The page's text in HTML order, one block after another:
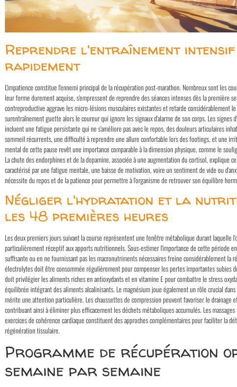
Reprendre l'entraînement
rapidement
L'impatience constitue l'ennemi principal de la récupération post-marathon. Nombreux sont les
leur forme durement acquise, s'empressent de reprendre des séances intenses dès la première
contreproductive aggrave les micro-lésions musculaires existantes et retarde considérablement
surentraînement guette alors le coureur qui ignore les signaux d'alarme de son corps. Les signes
incluent une fatigue persistante qui ne s'améliore pas avec le repos, des douleurs articulaires
sommeil récurrents, une difficulté à reprendre une allure confortable lors des footings, et une
mental de cette pause revêt une importance comparable à la dimension physique, comme le
La chute des endorphines et de la dopamine, associée à une augmentation du cortisol, explique
caractérisé par une fatigue mentale, une baisse de motivation, voire un sentiment de vide ou
nécessite du repos et de la patience pour permettre à l'organisme de retrouver son équilibre
Négliger l'hydratation et la
les 48 premières heures
Les deux premiers jours suivant la course représentent une fenêtre métabolique durant laquelle
particulièrement réceptif aux apports nutritionnels. Sous-estimer l'importance de cette période
suffisante ou en ne fournissant pas les macronutriments nécessaires freine considérablement la
électrolytes doit être consommée régulièrement pour compenser les pertes importantes subies
doit privilégier les aliments riches en antioxydants et en vitamine E pour combattre le stress
équilibrée intégrant des aliments alcalinisants. Le magnésium joue également un rôle crucial
mérite une attention particulière. Les chaussettes de compression peuvent favoriser le drainage
contribuant ainsi à éliminer plus efficacement les déchets métaboliques accumulés. Les
exercices de cohérence cardiaque constituent des approches complémentaires pour faciliter la
régénération tissulaire.
Programme de récupération
semaine par semaine